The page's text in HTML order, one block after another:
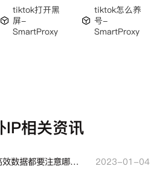
tiktok打开黑
屏-
SmartProxy
tiktok怎么养
号-
SmartProxy
IP相关资讯
想要利用海外住宅代理高效数据都要注意哪些地方？
2023-01-04